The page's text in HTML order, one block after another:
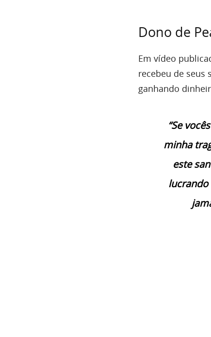
Dono de
Em vídeo
recebeu de seus
ganhando
“Se
minha
este
lucrando